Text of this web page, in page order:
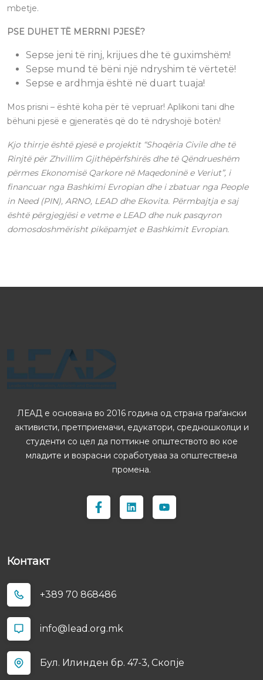
mbetje.
PSE DUHET TË MERRNI PJESË?
Sepse jeni të rinj, krijues dhe të guximshëm!
Sepse mund të bëni një ndryshim të vërtetë!
Sepse e ardhmja është në duart tuaja!
Mos prisni – është koha për të vepruar! Aplikoni tani dhe
bëhuni pjesë e gjeneratës që do të ndryshojë botën!
Kjo thirrje është pjesë e projektit “Shoqëria Civile dhe të
Rinjtë për Zhvillim Gjithëpërfshirës dhe të Qëndrueshëm
përmes Ekonomisë Qarkore në Maqedoninë e Veriut”, i
financuar nga Bashkimi Evropian dhe i zbatuar nga People
in Need (PIN), ARNO, LEAD dhe Ekovita. Përmbajtja e saj
është përgjegjësi e vetme e LEAD dhe nuk pasqyron
domosdoshmërisht pikëpamjet e Bashkimit Evropian.
ЛЕАД е основана во 2016 година од страна граѓански
активисти, претприемачи, едукатори, средношколци и
студенти со цел да поттикне општеството во кое
младите и возрасни соработуваа за општествена
промена.
Контакт
+389 70 868486
info@lead.org.mk
Бул. Илинден бр. 47-3, Скопјe